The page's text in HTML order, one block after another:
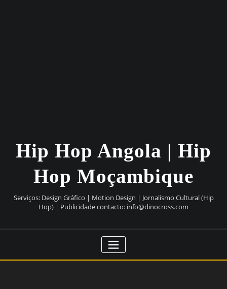
Hip Hop Angola | Hip
Hop Moçambique
Serviços: Design Gráfico | Motion Design | Jornalismo Cultural (Hip
Hop) | Publicidade contacto: info@dinocross.com